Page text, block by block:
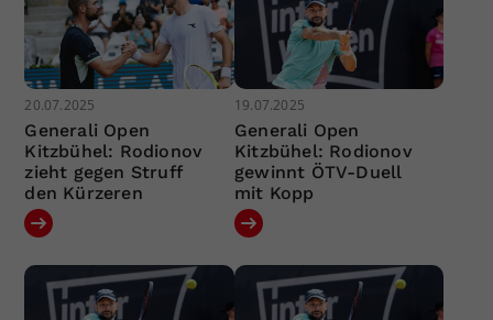
20.07.2025
Generali Open
Kitzbühel: Rodionov
zieht gegen Struff
den Kürzeren
19.07.2025
Generali Open
Kitzbühel: Rodionov
gewinnt ÖTV-Duell
mit Kopp